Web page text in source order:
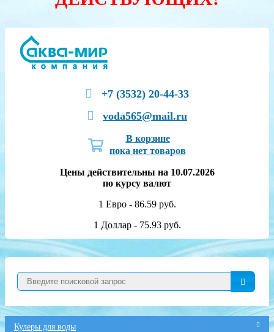
+7 (3532) 20-44-33
voda565@mail.ru
В корзине
пока нет товаров
Цены действительны на 10.07.2026
по курсу валют
1 Евро - 86.59 руб.
1 Доллар - 75.93 руб.
Кулеры для воды